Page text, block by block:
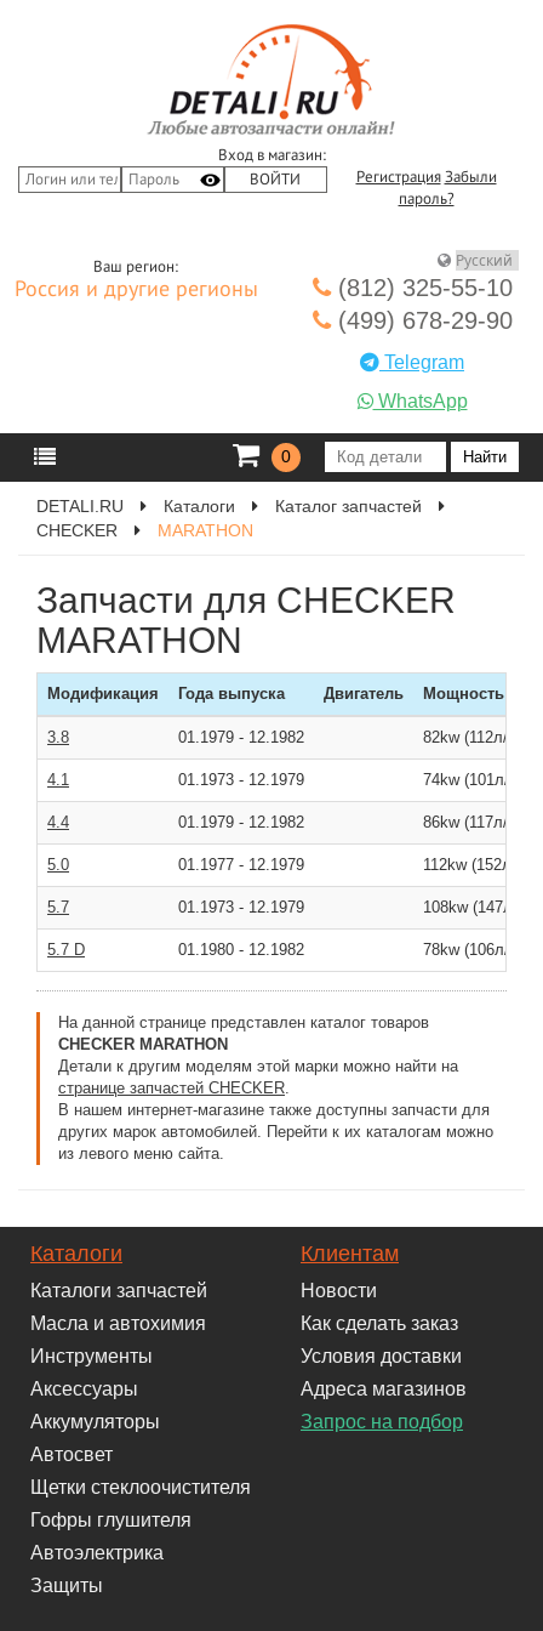
Вход в магазин:
Регистрация Забыли
пароль?
Ваш регион:
Россия и другие регионы
(812) 325-55-10
(499) 678-29-90
Telegram
WhatsApp
0
DETALI.RU Каталоги
Каталог запчастей
CHECKER
MARATHON
Запчасти для CHECKER
MARATHON
Модификация Года выпуска Двигатель Мощность
3.8 01.1979 - 12.1982 82kw (112л/с )
4.1 01.1973 - 12.1979 74kw (101л/с )
4.4 01.1979 - 12.1982 86kw (117л/с )
5.0 01.1977 - 12.1979 112kw (152л/с )
5.7 01.1973 - 12.1979 108kw (147л/с )
5.7 D 01.1980 - 12.1982 78kw (106л/с )
На данной странице представлен каталог товаров
CHECKER MARATHON
Детали к другим моделям этой марки можно найти на
странице запчастей CHECKER.
В нашем интернет-магазине также доступны запчасти для
других марок автомобилей. Перейти к их каталогам можно
из левого меню сайта.
Каталоги
Каталоги запчастей
Масла и автохимия
Инструменты
Аксессуары
Аккумуляторы
Автосвет
Щетки стеклоочистителя
Гофры глушителя
Автоэлектрика
Защиты
Клиентам
Новости
Как сделать заказ
Условия доставки
Адреса магазинов
Запрос на подбор